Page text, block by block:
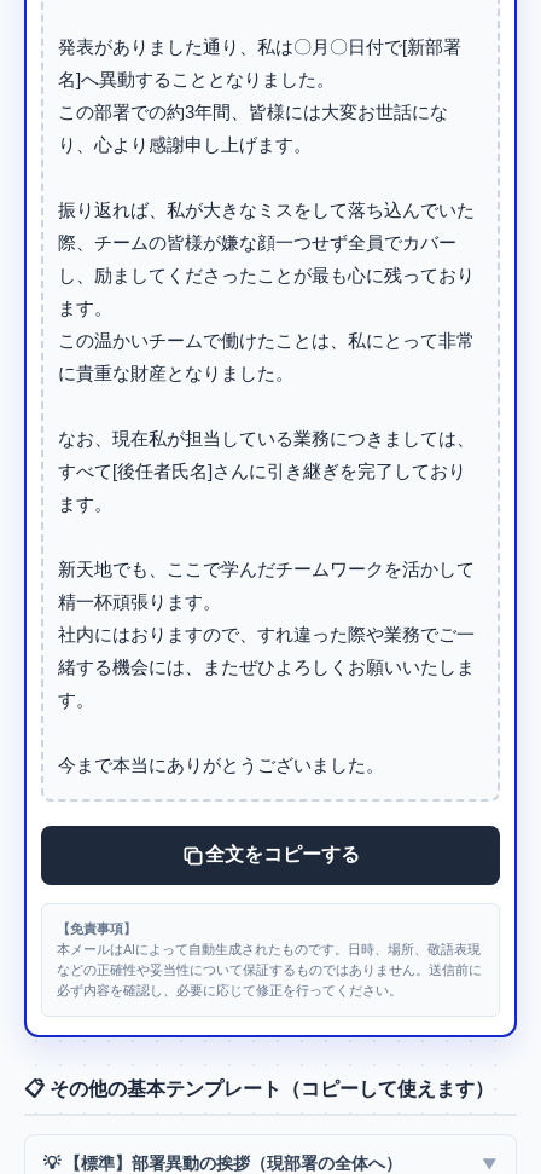
発表がありました通り、私は〇月〇日付で[新部署
名]へ異動することとなりました。
この部署での約3年間、皆様には大変お世話にな
り、心より感謝申し上げます。
振り返れば、私が大きなミスをして落ち込んでいた
際、チームの皆様が嫌な顔一つせず全員でカバー
し、励ましてくださったことが最も心に残っており
ます。
この温かいチームで働けたことは、私にとって非常
に貴重な財産となりました。
なお、現在私が担当している業務につきましては、
すべて[後任者氏名]さんに引き継ぎを完了しており
ます。
新天地でも、ここで学んだチームワークを活かして
精一杯頑張ります。
社内にはおりますので、すれ違った際や業務でご一
緒する機会には、またぜひよろしくお願いいたしま
す。
今まで本当にありがとうございました。
全文をコピーする
【免責事項】
本メールはAIによって自動生成されたものです。日時、場所、敬語表現
などの正確性や妥当性について保証するものではありません。送信前に
必ず内容を確認し、必要に応じて修正を行ってください。
📋 その他の基本テンプレート（コピーして使えます）
💡 【標準】部署異動の挨拶（現部署の全体へ）